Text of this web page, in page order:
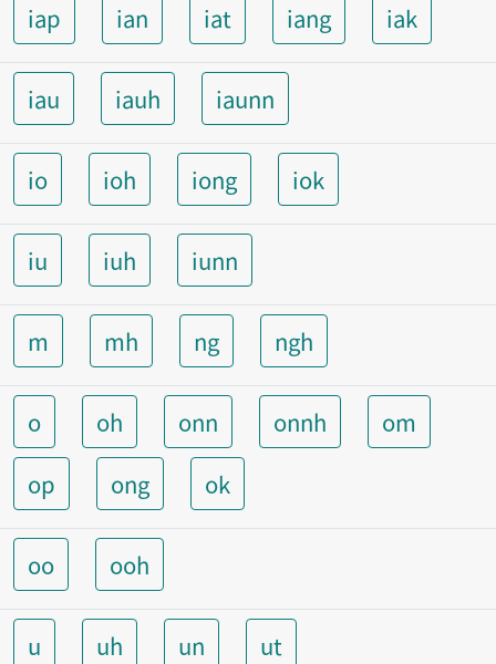
iap
ian iat iang iak
iau iauh iaunn
io ioh iong iok
iu iuh iunn
m mh ng ngh
o oh onn onnh
om
op
ong ok
oo ooh
u uh un ut